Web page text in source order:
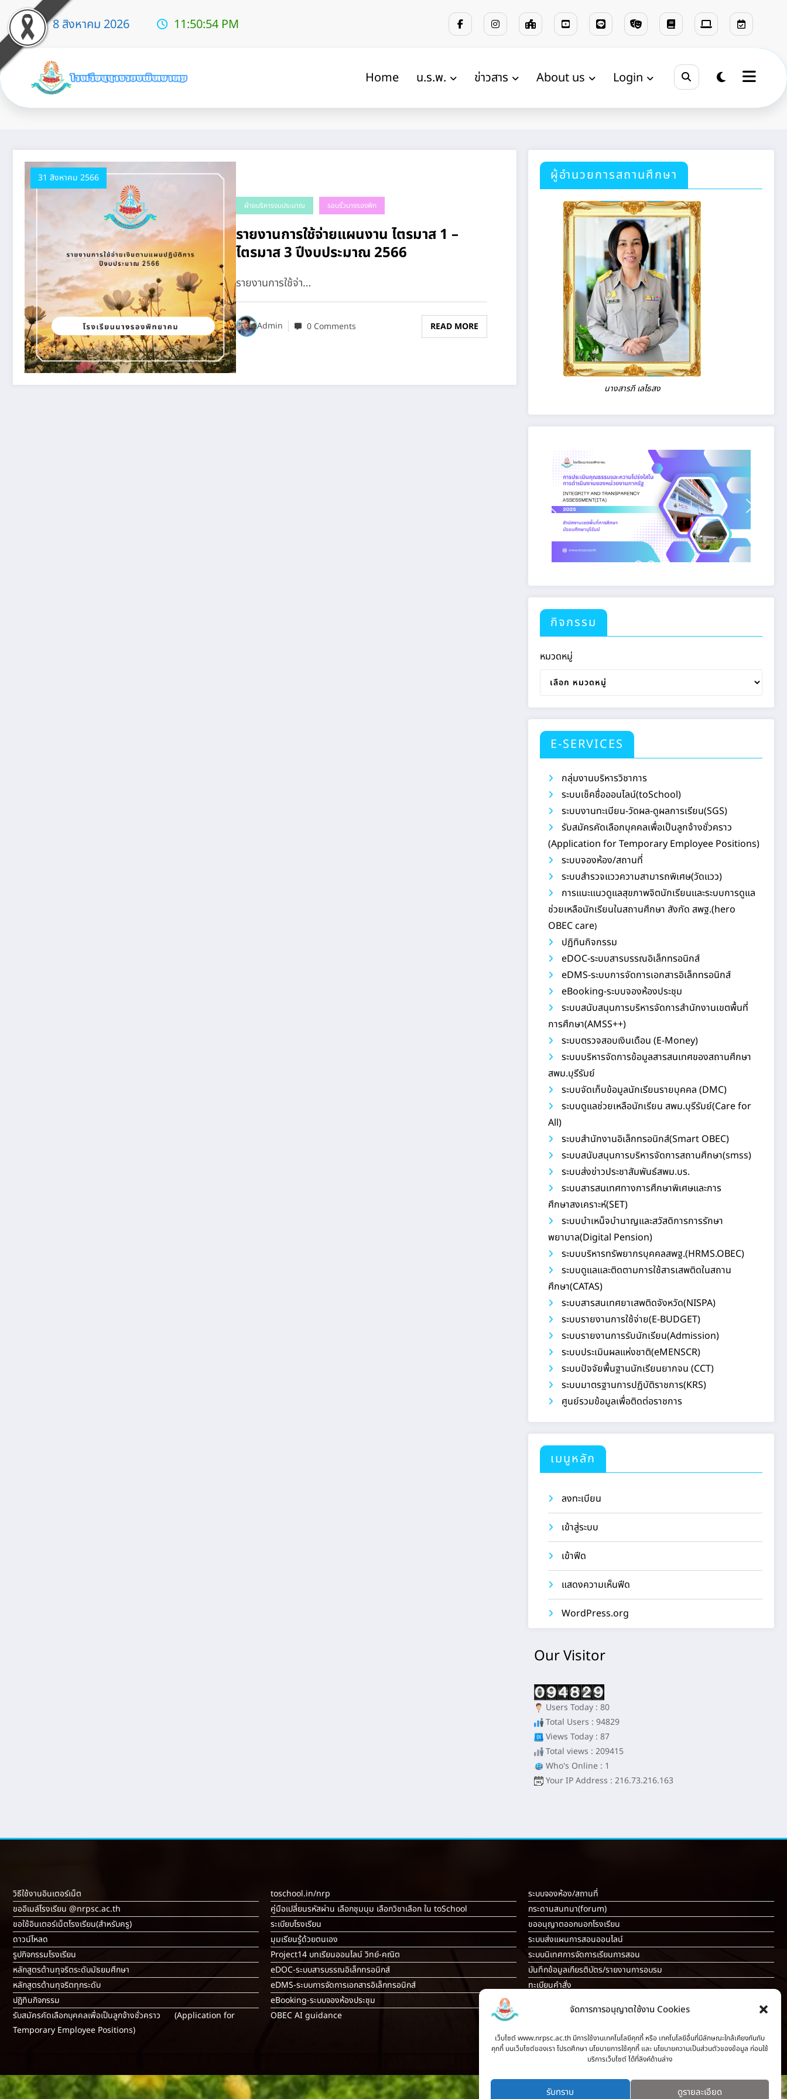
จัดการการอนุญาตใช้งาน Cookies
เว็บไซต์ www.nrpsc.ac.th มีการใช้งานเทคโนโลยีคุกกี้ หรือ เทคโนโลยีอื่นที่มีลักษณะใกล้เคียงกันกับ
คุกกี้ บนเว็บไซต์ของเรา โปรดศึกษา นโยบายการใช้คุกกี้ และ นโยบายความเป็นส่วนตัวของข้อมูล ก่อนใช้
บริการเว็บไซต์ ได้ที่ลิงค์ด้านล่าง
รับทราบ ดูรายละเอียด
8 สิงหาคม 2026 11:50:54 PM
Home น.ร.พ. ข่าวสาร About us Login
Tag: แผนงาน Home
31 สิงหาคม 2566
ฝ่ายบริหารงบประมาณ รอบรั้วนางรองพิท
รายงานการใช้จ่ายแผนงาน ไตรมาส 1 –
ไตรมาส 3 ปีงบประมาณ 2566
รายงานการใช้จ่า…
Admin 0 Comments READ MORE
ผู้อำนวยการสถานศึกษา
นางสารภี เลไธสง
กิจกรรม
หมวดหมู่
E-SERVICES
กลุ่มงานบริหารวิชาการ
ระบบเช็คชื่อออนไลน์(toSchool)
ระบบงานทะเบียน-วัดผล-ดูผลการเรียน(SGS)
รับสมัครคัดเลือกบุคคลเพื่อเป็นลูกจ้างชั่วคราว
(Application for Temporary Employee Positions)
ระบบจองห้อง/สถานที่
ระบบสำรวจแววความสามารถพิเศษ(วัดแวว)
การแนะแนวดูแลสุขภาพจิตนักเรียนและระบบการดูแล
ช่วยเหลือนักเรียนในสถานศึกษา สังกัด สพฐ.(hero
OBEC care)
ปฏิทินกิจกรรม
eDOC-ระบบสารบรรณอิเล็กทรอนิกส์
eDMS-ระบบการจัดการเอกสารอิเล็กทรอนิกส์
eBooking-ระบบจองห้องประชุม
ระบบสนับสนุนการบริหารจัดการสำนักงานเขตพื้นที่
การศึกษา(AMSS++)
ระบบตรวจสอบเงินเดือน (E-Money)
ระบบบริหารจัดการข้อมูลสารสนเทศของสถานศึกษา
สพม.บุรีรัมย์
ระบบจัดเก็บข้อมูลนักเรียนรายบุคคล (DMC)
ระบบดูแลช่วยเหลือนักเรียน สพม.บุรีรัมย์(Care for
All)
ระบบสำนักงานอิเล็กทรอนิกส์(Smart OBEC)
ระบบสนับสนุนการบริหารจัดการสถานศึกษา(smss)
ระบบส่งข่าวประชาสัมพันธ์สพม.บร.
ระบบสารสนเทศทางการศึกษาพิเศษและการ
ศึกษาสงเคราะห์(SET)
ระบบบำเหน็จบำนาญและสวัสดิการการรักษา
พยาบาล(Digital Pension)
ระบบบริหารทรัพยากรบุคคลสพฐ.(HRMS.OBEC)
ระบบดูแลและติดตามการใช้สารเสพติดในสถาน
ศึกษา(CATAS)
ระบบสารสนเทศยาเสพติดจังหวัด(NISPA)
ระบบรายงานการใช้จ่าย(E-BUDGET)
ระบบรายงานการรับนักเรียน(Admission)
ระบบประเมินผลแห่งชาติ(eMENSCR)
ระบบปัจจัยพื้นฐานนักเรียนยากจน (CCT)
ระบบมาตรฐานการปฏิบัติราชการ(KRS)
ศูนย์รวมข้อมูลเพื่อติดต่อราชการ
เมนูหลัก
ลงทะเบียน
เข้าสู่ระบบ
เข้าฟีด
แสดงความเห็นฟีด
WordPress.org
Our Visitor
Users Today : 80
Total Users : 94829
Views Today : 87
Total views : 209415
Who's Online : 1
Your IP Address : 216.73.216.163
วิธีใช้งานอินเตอร์เน็ต
ขออีเมล์โรงเรียน @nrpsc.ac.th
ขอใช้อินเตอร์เน็ตโรงเรียน(สำหรับครู)
ดาวน์โหลด
รูปกิจกรรมโรงเรียน
หลักสูตรต้านทุจริตระดับมัธยมศึกษา
หลักสูตรต้านทุจริตทุกระดับ
ปฏิทินกิจกรรม
รับสมัครคัดเลือกบุคคลเพื่อเป็นลูกจ้างชั่วคราว (Application for
Temporary Employee Positions)
toschool.in/nrp
คู่มือเปลี่ยนรหัสผ่าน เลือกชุมนุม เลือกวิชาเลือก ใน toSchool
ระเบียบโรงเรียน
มุมเรียนรู้ด้วยตนเอง
Project14 บทเรียนออนไลน์ วิทย์-คณิต
eDOC-ระบบสารบรรณอิเล็กทรอนิกส์
eDMS-ระบบการจัดการเอกสารอิเล็กทรอนิกส์
eBooking-ระบบจองห้องประชุม
OBEC AI guidance
ระบบจองห้อง/สถานที่
กระดานสนทนา(forum)
ขออนุญาตออกนอกโรงเรียน
ระบบส่งแผนการสอนออนไลน์
ระบบนิเทศการจัดการเรียนการสอน
บันทึกข้อมูลเกียรติบัตร/รายงานการอบรม
ทะเบียนคำสั่ง
ลากิจส่วนตัว/ลาป่วย/ไปราชการ]